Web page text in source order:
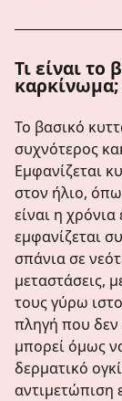
Τι είναι το
καρκίνωμα;
Το βασικό
συχνότερος
Εμφανίζεται
στον ήλιο,
είναι η χρόνια
εμφανίζεται
σπάνια σε
μεταστάσεις,
τους γύρω
πληγή που δεν
μπορεί όμως
δερματικό
αντιμετώπιση